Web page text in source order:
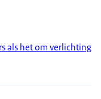
als het om verlichting